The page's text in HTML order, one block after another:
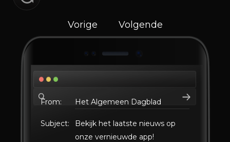
Vorige Volgende
From: Het Algemeen Dagblad
Subject:
Bekijk het laatste nieuws op
onze vernieuwde app!